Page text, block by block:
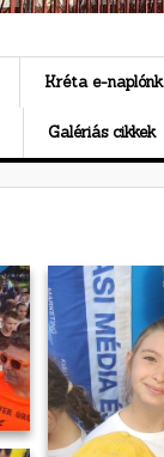
Kréta e-naplónk
Galériás cikkek